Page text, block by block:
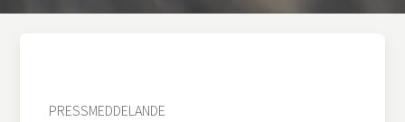
PRESSMEDDELANDE